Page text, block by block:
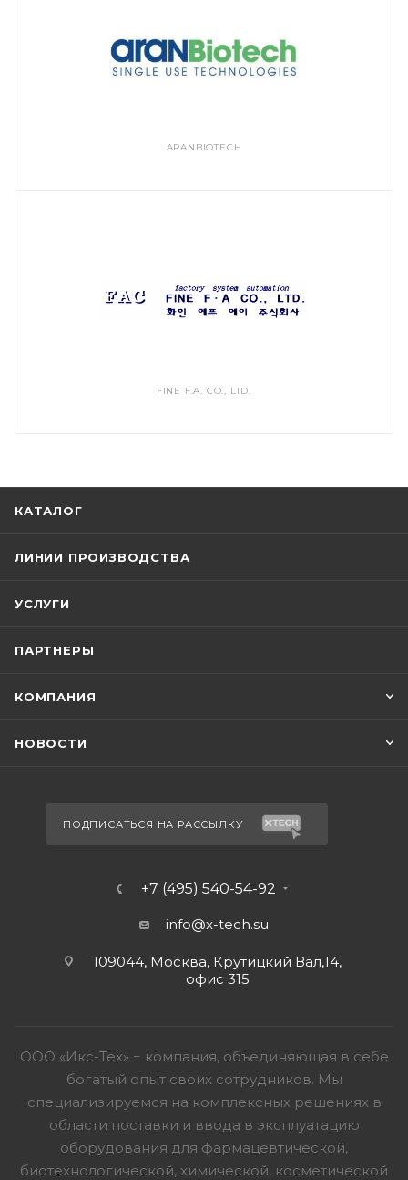
ARANBIOTECH
FINE F.A. CO., LTD.
КАТАЛОГ
ЛИНИИ ПРОИЗВОДСТВА
УСЛУГИ
ПАРТНЕРЫ
КОМПАНИЯ
НОВОСТИ
ПОДПИСАТЬСЯ НА РАССЫЛКУ
+7 (495) 540-54-92
info@x-tech.su
109044, Москва, Крутицкий Вал,14,
офис 315
ООО «Икс-Тех» − компания, объединяющая в себе
богатый опыт своих сотрудников. Мы
специализируемся на комплексных решениях в
области поставки и ввода в эксплуатацию
оборудования для фармацевтической,
биотехнологической, химической, косметической